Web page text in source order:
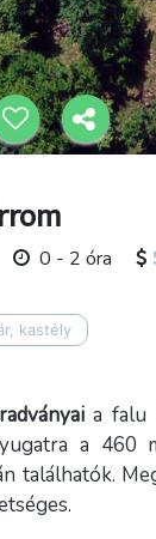
0 - 2 óra
kastély
a falu
a 460
találhatók.